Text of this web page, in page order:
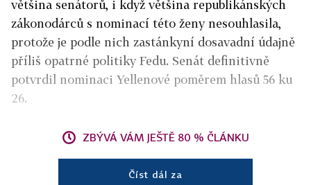
většina senátorů, i když většina republikánských
zákonodárců s nominací této ženy nesouhlasila,
protože je podle nich zastánkyní dosavadní údajně
příliš opatrné politiky Fedu. Senát definitivně
potvrdil nominaci Yellenové poměrem hlasů 56 ku
26.
ZBÝVÁ VÁM JEŠTĚ 80 % ČLÁNKU
Číst dál za